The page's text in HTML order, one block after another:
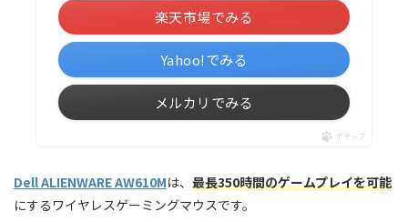
楽天市場でみる
Yahoo!でみる
メルカリでみる
ポチップ
Dell ALIENWARE AW610Mは、 最長350時間のゲームプレイを可能
にするワイヤレスゲーミングマウスです。